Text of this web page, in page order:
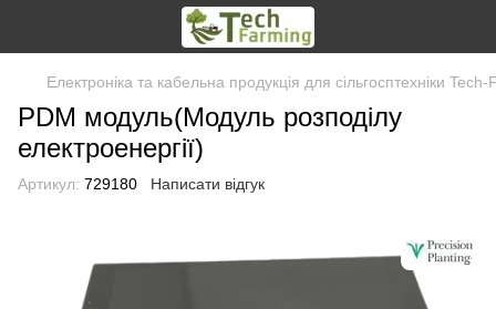
Електроніка та кабельна продукція для сільгосптехніки
PDM модуль(Модуль розподілу
електроенергії)
Артикул: 729180 Написати відгук